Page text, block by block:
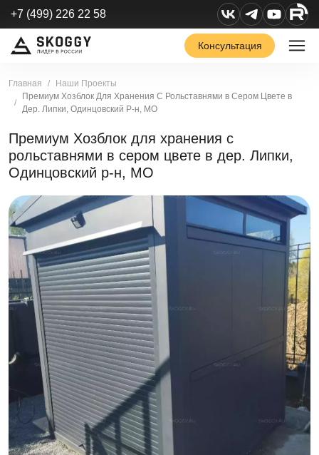
+7 (499) 226 22 58
Консультация
Главная
Наши Проекты
Премиум Хозблок Для Хранения С Рольставнями в Сером Цвете в
Дер. Липки, Одинцовский Р-н, МО
Премиум Хозблок для хранения с
рольставнями в сером цвете в дер. Липки,
Одинцовский р-н, МО